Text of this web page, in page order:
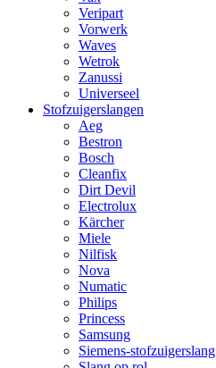
Veripart
Vorwerk
Waves
Wetrok
Zanussi
Universeel
Stofzuigerslangen
Aeg
Bestron
Bosch
Cleanfix
Dirt Devil
Electrolux
Kärcher
Miele
Nilfisk
Nova
Numatic
Philips
Princess
Samsung
Siemens-stofzuigerslang